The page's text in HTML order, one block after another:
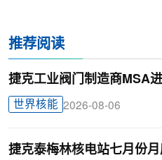
推荐阅读
捷克工业阀门制造商MSA
世界核能 2026-08-06
捷克泰梅林核电站七月份